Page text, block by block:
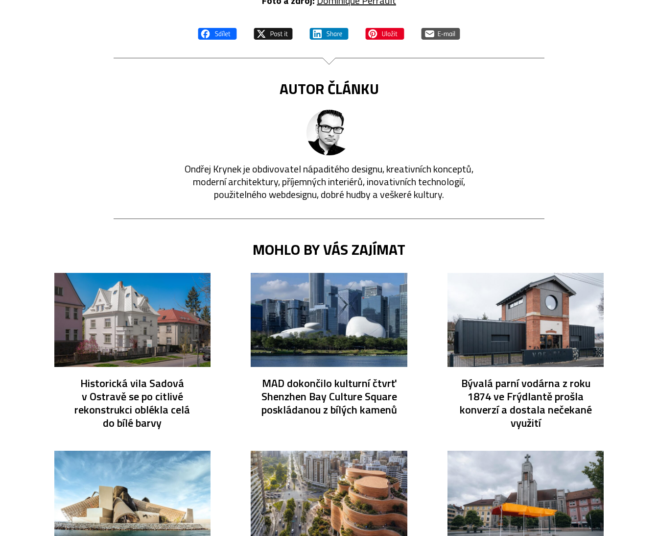
AUTOR ČLÁNKU
Ondřej Krynek je obdivovatel nápaditého designu, kreativních konceptů,
moderní architektury, příjemných interiérů, inovativních technologií,
použitelného webdesignu, dobré hudby a veškeré kultury.
MOHLO BY VÁS ZAJÍMAT
Historická vila Sadová
v Ostravě se po citlivé
rekonstrukci oblékla celá
do bílé barvy
MAD dokončilo kulturní čtvrť
Shenzhen Bay Culture Square
poskládanou z bílých kamenů
Bývalá parní vodárna z roku
1874 ve Frýdlantě prošla
konverzí a dostala nečekané
využití